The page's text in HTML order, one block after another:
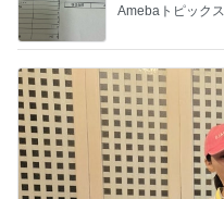
Amebaトピックス